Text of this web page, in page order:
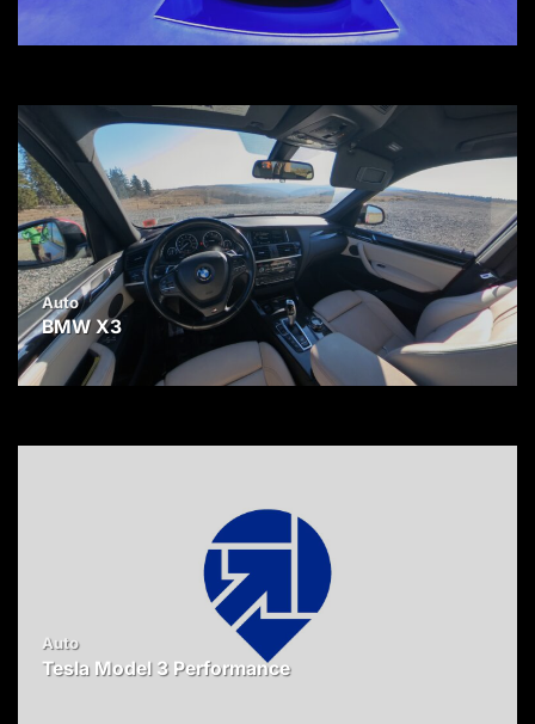
Auto
BMW X3
Auto
Tesla Model 3 Performance